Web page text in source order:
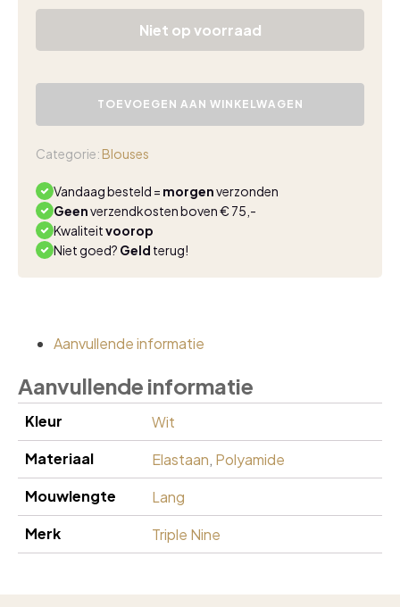
Niet op voorraad
Triple
claire
aantal
TOEVOEGEN AAN WINKELWAGEN
Categorie: Blouses
Vandaag besteld = morgenverzonden
Geenverzendkosten boven € 75,-
Kwaliteitvoorop
Niet goed? Geld terug!
Aanvullende informatie
Aanvullende informatie
Kleur
Wit
Materiaal
Elastaan, Polyamide
Mouwlengte
Lang
Merk
Triple Nine